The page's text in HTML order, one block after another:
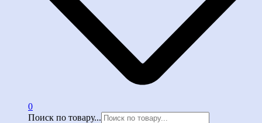
0
Поиск по товару...